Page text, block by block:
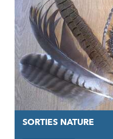
SORTIES NATURE